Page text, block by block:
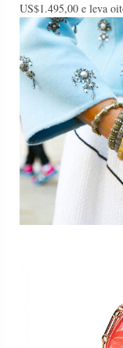
US$1.495,00 e leva